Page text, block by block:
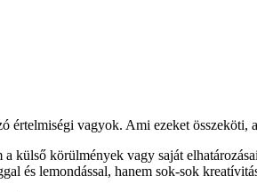
értelmiségi vagyok. Ami ezeket
külső körülmények vagy saját
és lemondással, hanem sok-sok